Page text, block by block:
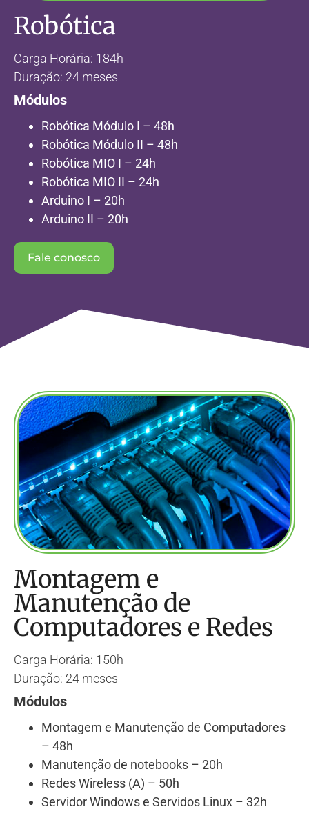
Robótica
Carga Horária: 184h
Duração: 24 meses
Módulos
Robótica Módulo I – 48h
Robótica Módulo II – 48h
Robótica MIO I – 24h
Robótica MIO II – 24h
Arduino I – 20h
Arduino II – 20h
Fale conosco
Montagem e
Manutenção de
Computadores e Redes
Carga Horária: 150h
Duração: 24 meses
Módulos
Montagem e Manutenção de Computadores
– 48h
Manutenção de notebooks – 20h
Redes Wireless (A) – 50h
Servidor Windows e Servidos Linux – 32h